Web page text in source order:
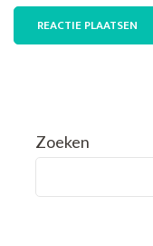
Zoeken